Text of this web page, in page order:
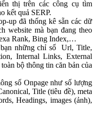
thị trên các công cụ tìm
kết quả SERP.
up đã thống kê sẵn các dữ
website mà bạn đang theo
Rank, Bing Index,…
những chỉ số Url, Title,
Internal Links, External
bộ thông tin căn bản của
số Onpage như số lượng
Title (tiêu đề), meta
Headings, images (ảnh),